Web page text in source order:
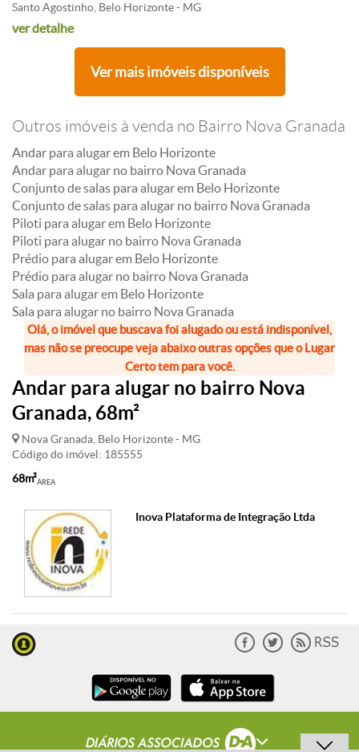
Santo Agostinho, Belo Horizonte - MG
ver detalhe
Ver mais imóveis disponíveis
Outros imóveis à venda no Bairro Nova Granada
Andar para alugar em Belo Horizonte
Andar para alugar no bairro Nova Granada
Conjunto de salas para alugar em Belo Horizonte
Conjunto de salas para alugar no bairro Nova Granada
Piloti para alugar em Belo Horizonte
Piloti para alugar no bairro Nova Granada
Prédio para alugar em Belo Horizonte
Prédio para alugar no bairro Nova Granada
Sala para alugar em Belo Horizonte
Sala para alugar no bairro Nova Granada
Olá, o imóvel que buscava foi alugado ou está indisponível,
mas não se preocupe veja abaixo outras opções que o Lugar
Certo tem para você.
Andar para alugar no bairro Nova
Granada, 68m²
Nova Granada, Belo Horizonte - MG
Código do imóvel: 185555
ÁREA
68m²
Inova Plataforma de Integração Ltda